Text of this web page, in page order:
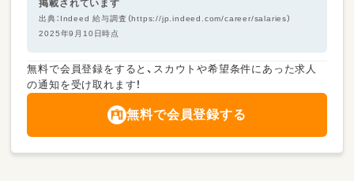
掲載されています
出典：Indeed 給与調査（https://jp.indeed.com/career/salaries）
2025年9月10日時点
無料で会員登録をすると、スカウトや希望条件にあった求人
の通知を受け取れます！
無料で会員登録する